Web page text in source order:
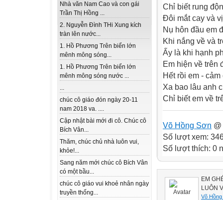
Nhà văn Nam Cao và con gái
Trần Thị Hồng ...
2. Nguyễn Đình THi Xung kích
tràn lên nước...
1. Hồ Phương Trên biển lớn
mênh mông sóng...
1. Hồ Phương Trên biển lớn
mênh mông sóng nước ...
...
chúc cô giáo đón ngày 20-11
nam 2018 va. ....
Cập nhật bài mới đi cô. Chúc cô
Bích Vân...
Thăm, chúc chủ nhà luôn vui,
khỏe!...
Sang năm mới chúc cô Bích Vân
có một bầu...
chúc cô giáo vui khoẻ nhân ngày
truyền thống...
Chỉ biết rung
Đôi mắt cay và
Nụ hôn đầu em
Khi nắng về và
Ấy là khi hạnh
Em hiện về trên
Hết rồi em -
Xa bao lâu anh
Chỉ biết em về
Võ Hồng Sơn
Số lượt xem:
Số lượt thích: 0
EM
LUÔN
Võ